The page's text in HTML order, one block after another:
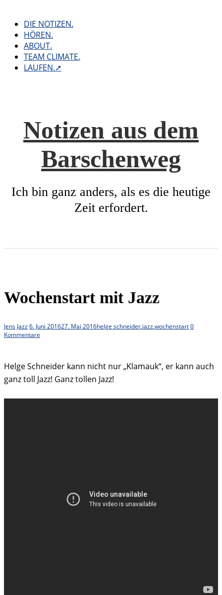
contentDIE NOTIZEN.
HÖREN.
ABOUT.
TEAM CLIMATE.
LAUFEN.➚
Notizen aus dem
Barschenweg
Ich bin ganz anders, als es die heutige
Zeit erfordert.
Wochenstart mit Jazz
JensJazz6. Juni 201627. Mai 2016helge schneider,jazz,wochenstart0
Kommentare
Helge Schneider kann nicht nur „Klamauk“, er kann auch
ganz toll Jazz! Ganz tollen Jazz!